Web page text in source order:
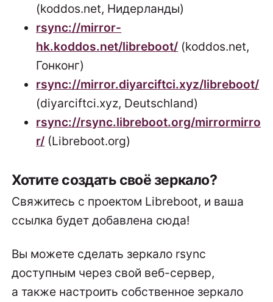
(koddos.net, Нидерланды)
rsync://mirror-
hk.koddos.net/libreboot/ (koddos.net,
Гонконг)
rsync://mirror.diyarciftci.xyz/libreboot/
(diyarciftci.xyz, Deutschland)
rsync://rsync.libreboot.org/mirrormirro
r/ (Libreboot.org)
Хотите создать своё зеркало?
Свяжитесь с проектом Libreboot, и ваша
ссылка будет добавлена сюда!
Вы можете сделать зеркало rsync
доступным через свой веб-сервер,
а также настроить собственное зеркало